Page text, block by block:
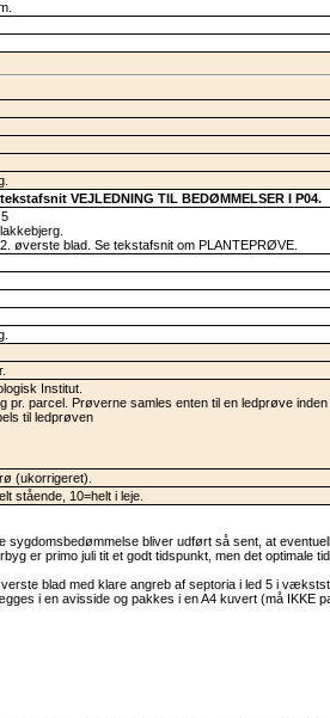
VEJLEDNING TIL BEDØMMELSER I P04.
5
øverste blad. Se tekstafsnit om PLANTEPRØVE.
Institut.
pr. parcel. Prøverne samles enten til en ledprøve
til ledprøven
(ukorrigeret).
stående, 10=helt i leje.
sygdomsbedømmelse bliver udført så sent, at
er primo juli tit et godt tidspunkt, men det
blad med klare angreb af septoria i led 5 i
i en avisside og pakkes i en A4 kuvert (må